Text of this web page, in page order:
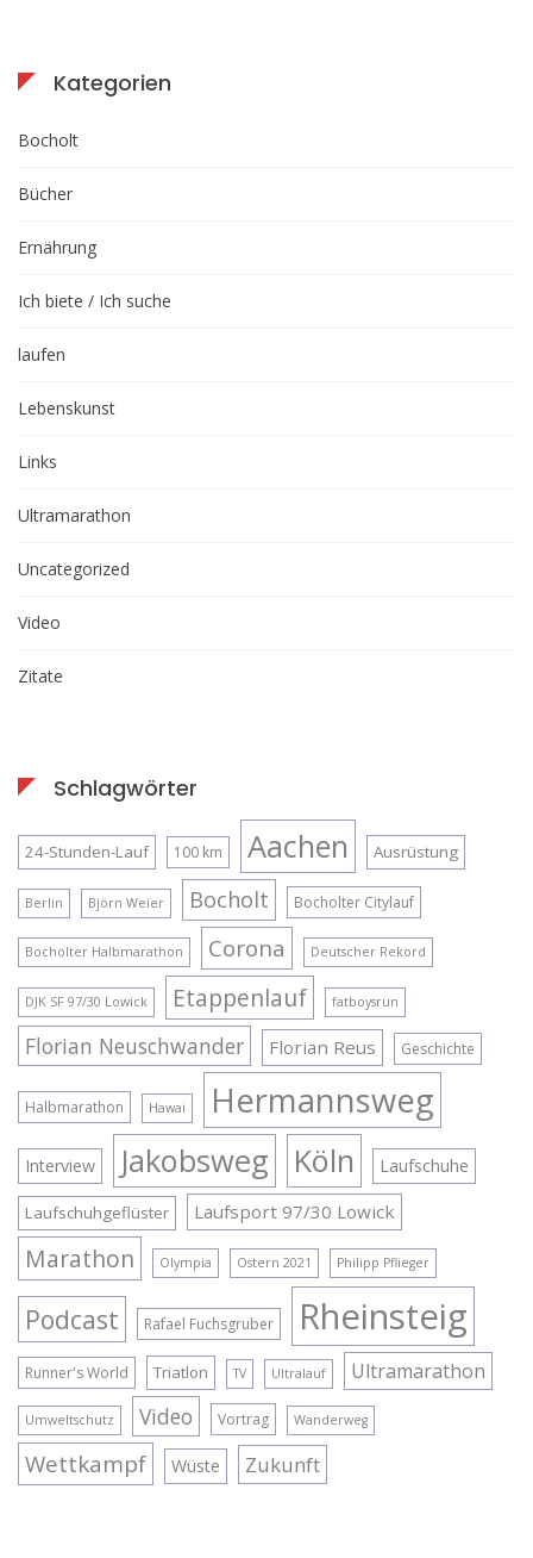
Kategorien
Bocholt
Bücher
Ernährung
Ich biete / Ich suche
laufen
Lebenskunst
Links
Ultramarathon
Uncategorized
Video
Zitate
Schlagwörter
24-Stunden-Lauf 100 km Aachen Ausrüstung
Berlin Björn Weier Bocholt Bocholter Citylauf
Bocholter Halbmarathon Corona Deutscher Rekord
DJK SF 97/30 Lowick Etappenlauf fatboysrun
Florian Neuschwander Florian Reus Geschichte
Halbmarathon Hawai Hermannsweg
Interview Jakobsweg Köln Laufschuhe
Laufschuhgeflüster Laufsport 97/30 Lowick
Marathon Olympia Ostern 2021 Philipp Pflieger
Podcast Rafael Fuchsgruber Rheinsteig
Runner's World Triatlon TV Ultralauf Ultramarathon
Umweltschutz Video Vortrag Wanderweg
Wettkampf Wüste Zukunft